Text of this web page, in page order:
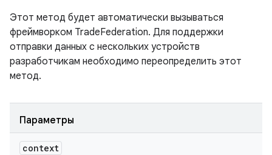
Этот метод будет автоматически вызываться
фреймворком TradeFederation. Для поддержки
отправки данных с нескольких устройств
разработчикам необходимо переопределить этот
метод.
Параметры
context